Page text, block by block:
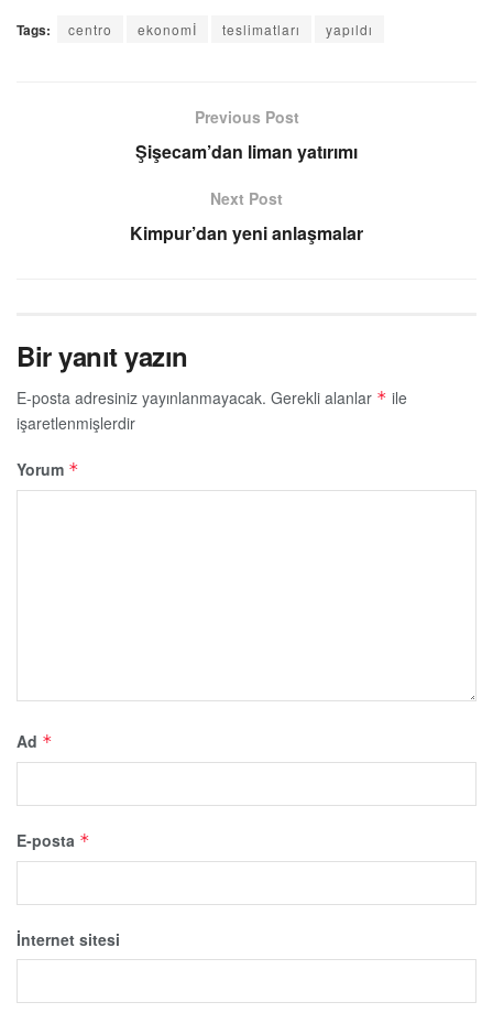
Tags: centro ekonomİ teslimatları yapıldı
Previous Post
Şişecam’dan liman yatırımı
Next Post
Kimpur’dan yeni anlaşmalar
Bir yanıt yazın
E-posta adresiniz yayınlanmayacak. Gerekli alanlar * ile
işaretlenmişlerdir
Yorum *
Ad *
E-posta *
İnternet sitesi